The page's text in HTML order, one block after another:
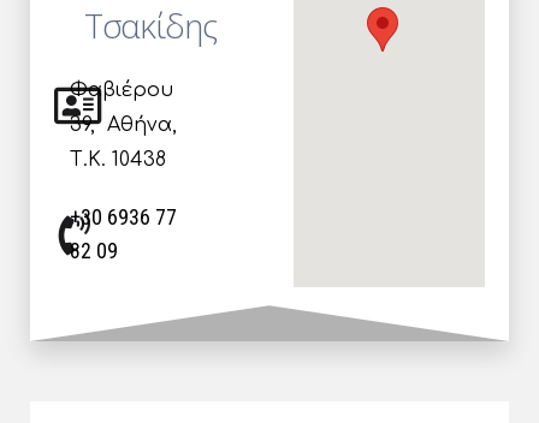
Τσακίδης
Φαβιέρου
39,Αθήνα,
Τ.Κ.10438
+30 6936 77
82 09